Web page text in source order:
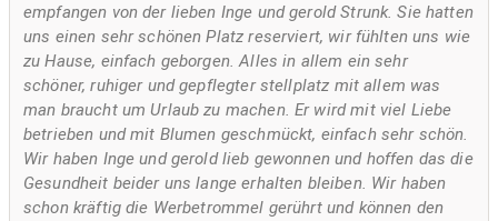
empfangen von der lieben Inge und gerold Strunk. Sie hatten
uns einen sehr schönen Platz reserviert, wir fühlten uns wie
zu Hause, einfach geborgen. Alles in allem ein sehr
schöner, ruhiger und gepflegter stellplatz mit allem was
man braucht um Urlaub zu machen. Er wird mit viel Liebe
betrieben und mit Blumen geschmückt, einfach sehr schön.
Wir haben Inge und gerold lieb gewonnen und hoffen das die
Gesundheit beider uns lange erhalten bleiben. Wir haben
schon kräftig die Werbetrommel gerührt und können den